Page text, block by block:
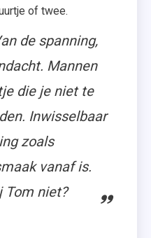
of twee.
de spanning,
Mannen
die je niet te
Inwisselbaar
zoals
vanaf is.
Tom niet?